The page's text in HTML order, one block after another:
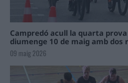
Campredó acull la quarta
diumenge 10 de maig amb dos
09 maig 2026